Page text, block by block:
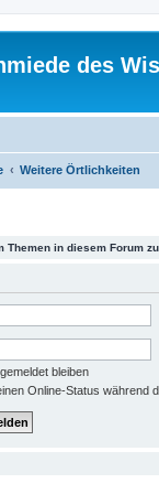
des
Weitere Örtlichkeiten
in diesem Forum
bleiben
Online-Status während